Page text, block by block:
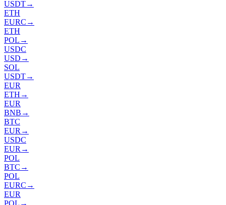
USDT→
ETH
EURC →
ETH
POL →
USDC
USD →
SOL
USDT→
EUR
ETH →
EUR
BNB →
BTC
EUR →
USDC
EUR →
POL
BTC →
POL
EURC →
EUR